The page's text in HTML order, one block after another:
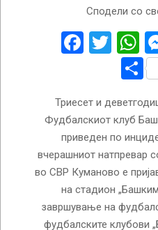
Сподели со
Триесет и
Фудбалскиот клуб
приведен по
вчерашниот натпревар
во СВР Куманово е
на стадион
завршување на
фудбалските клубови